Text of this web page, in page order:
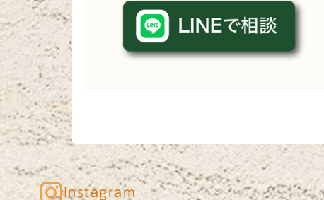
Instagram